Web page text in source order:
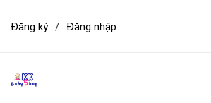
Đăng ký / Đăng nhập